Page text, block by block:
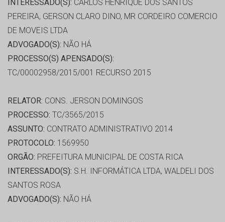
INTERESSADO(S): CARLOS HENRIQUE DOS SANTOS
PEREIRA, GERSON CLARO DINO, MR CORDEIRO COMERCIO
DE MOVEIS LTDA
ADVOGADO(S): NÃO HÁ
PROCESSO(S) APENSADO(S):
TC/00002958/2015/001 RECURSO 2015
RELATOR: CONS. JERSON DOMINGOS
PROCESSO: TC/3565/2015
ASSUNTO: CONTRATO ADMINISTRATIVO 2014
PROTOCOLO: 1569950
ORGÃO: PREFEITURA MUNICIPAL DE COSTA RICA
INTERESSADO(S): S.H. INFORMÁTICA LTDA, WALDELI DOS
SANTOS ROSA
ADVOGADO(S): NÃO HÁ